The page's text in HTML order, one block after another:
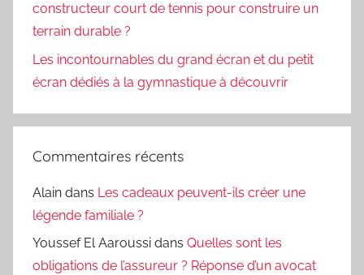
constructeur court de tennis pour construire un
terrain durable ?
Les incontournables du grand écran et du petit
écran dédiés à la gymnastique à découvrir
Commentaires récents
Alain dans Les cadeaux peuvent-ils créer une
légende familiale ?
Youssef El Aaroussi dans Quelles sont les
obligations de l’assureur ? Réponse d’un avocat